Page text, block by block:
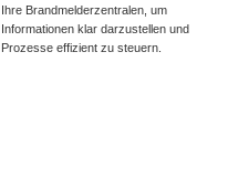
Ihre Brandmelderzentralen, um
Informationen klar darzustellen und
Prozesse effizient zu steuern.